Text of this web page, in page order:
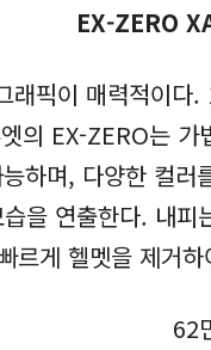
EX-ZERO
픽이 매력적이
의 EX-ZERO는
하며, 다양한 컬
을 연출한다. 내
르게 헬멧을 제거
62